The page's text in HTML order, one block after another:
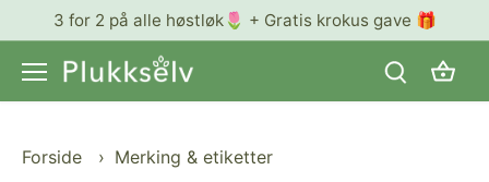
til
innhold
3 for 2 på alle høstløk🌷 + Gratis krokus gave 🎁
Forside › Merking & etiketter